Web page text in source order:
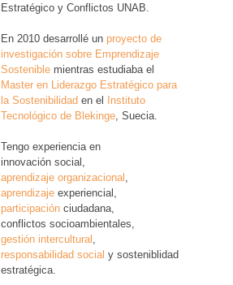
Estratégico y Conflictos UNAB.
En 2010 desarrollé un proyecto de
investigación sobre Emprendizaje
Sostenible mientras estudiaba el
Master en Liderazgo Estratégico para
la Sostenibilidad en el Instituto
Tecnológico de Blekinge , Suecia.
Tengo experiencia en
innovación social,
aprendizaje organizacional
aprendizaje experiencial
participación ciudadana,
conflictos socioambientales,
gestión intercultural
responsabilidad social y sosteniblidad
estratégica.